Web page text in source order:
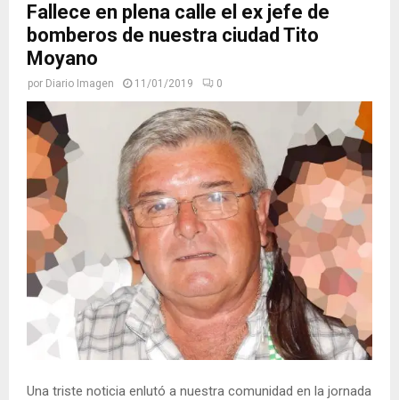
Fallece en plena calle el ex jefe de
bomberos de nuestra ciudad Tito
Moyano
por Diario Imagen 11/01/2019 0
Una triste noticia enlutó a nuestra comunidad en la jornada